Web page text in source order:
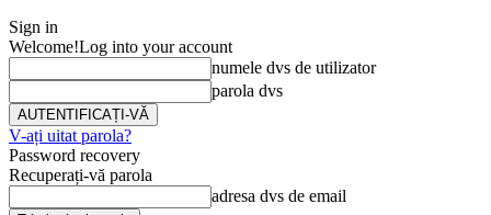
Sign in
Welcome!Log into your account
numele dvs de utilizator
parola dvs
V-ați uitat parola?
Password recovery
Recuperați-vă parola
adresa dvs de email